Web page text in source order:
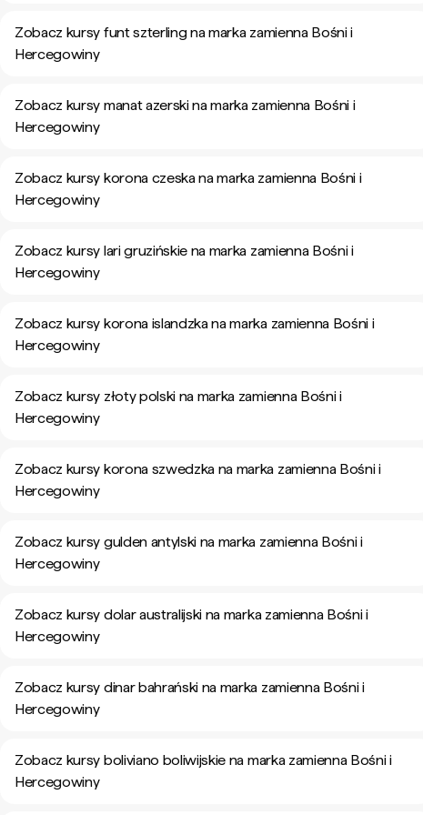
Zobacz kursy funt szterling na marka zamienna Bośni i
Hercegowiny
Zobacz kursy manat azerski na marka zamienna Bośni i
Hercegowiny
Zobacz kursy korona czeska na marka zamienna Bośni i
Hercegowiny
Zobacz kursy lari gruzińskie na marka zamienna Bośni i
Hercegowiny
Zobacz kursy korona islandzka na marka zamienna Bośni i
Hercegowiny
Zobacz kursy złoty polski na marka zamienna Bośni i
Hercegowiny
Zobacz kursy korona szwedzka na marka zamienna Bośni i
Hercegowiny
Zobacz kursy gulden antylski na marka zamienna Bośni i
Hercegowiny
Zobacz kursy dolar australijski na marka zamienna Bośni i
Hercegowiny
Zobacz kursy dinar bahrański na marka zamienna Bośni i
Hercegowiny
Zobacz kursy boliviano boliwijskie na marka zamienna Bośni i
Hercegowiny